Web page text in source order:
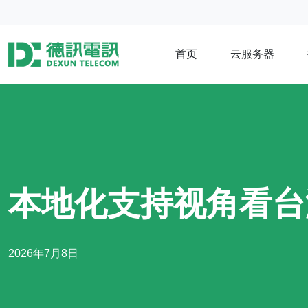
首页 云服务器
本地化支持视角看
2026年7月8日